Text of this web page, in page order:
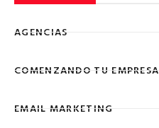
AGENCIAS
COMENZANDO TU EMPRESA
EMAIL MARKETING